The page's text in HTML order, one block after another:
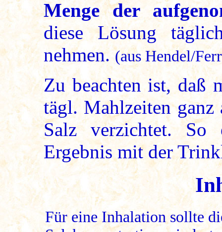
Menge der
diese Lösung
nehmen.(aus Hendel/
Zu beachten ist, daß
tägl. Mahlzeiten ganz
Salz verzichtet. So
Ergebnis mit der
Für eine Inhalation sollte